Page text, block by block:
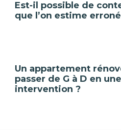
Est-il possible de
que l’on estime
Un appartement
passer de G à D en
intervention ?